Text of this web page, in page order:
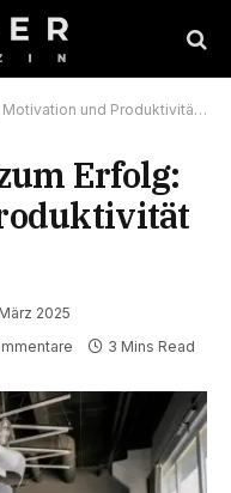
und Produktivität steigern
Erfolg:
2025
3 Mins Read